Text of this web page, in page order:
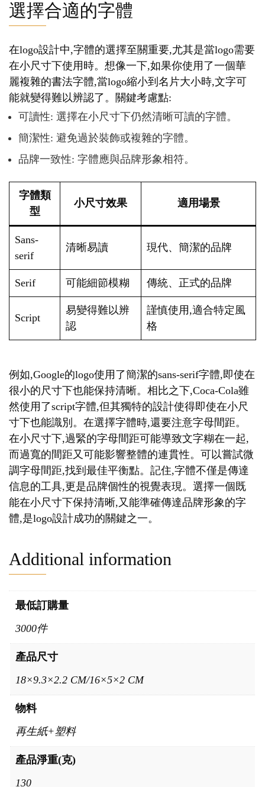
選擇合適的字體
在logo設計中,字體的選擇至關重要,尤其是當logo需要
在小尺寸下使用時。想像一下,如果你使用了一個華
麗複雜的書法字體,當logo縮小到名片大小時,文字可
能就變得難以辨認了。關鍵考慮點:
可讀性: 選擇在小尺寸下仍然清晰可讀的字體。
簡潔性: 避免過於裝飾或複雜的字體。
品牌一致性: 字體應與品牌形象相符。
字體類
型
小尺寸效果 適用場景
Sans-
serif
清晰易讀 現代、簡潔的品牌
Serif 可能細節模糊 傳統、正式的品牌
Script
易變得難以辨
認
謹慎使用,適合特定風
格
例如,Google的logo使用了簡潔的sans-serif字體,即使在
很小的尺寸下也能保持清晰。相比之下,Coca-Cola雖
然使用了script字體,但其獨特的設計使得即使在小尺
寸下也能識別。在選擇字體時,還要注意字母間距。
在小尺寸下,過緊的字母間距可能導致文字糊在一起,
而過寬的間距又可能影響整體的連貫性。可以嘗試微
調字母間距,找到最佳平衡點。記住,字體不僅是傳達
信息的工具,更是品牌個性的視覺表現。選擇一個既
能在小尺寸下保持清晰,又能準確傳達品牌形象的字
體,是logo設計成功的關鍵之一。
Additional information
最低訂購量
3000件
產品尺寸
18×9.3×2.2 CM/16×5×2 CM
物料
再生紙+塑料
產品淨重(克)
130